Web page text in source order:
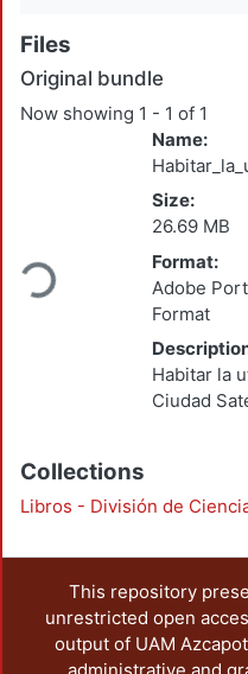
Files
Original bundle
Now showing 1 - 1 of 1
Name:
Size:
26.69 MB
Format:
Adobe
Format
Habitar la
Ciudad
Collections
Libros - División de
This repository
unrestricted open
output of UAM